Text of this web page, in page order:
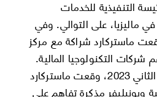
التنفيذية للخدمات
ماليزيا، على التوالي. وفي
نيسان 2023، وقعت ماستركارد شراكة مع مركز
شركات التكنولوجيا المالية.
ثم في نوفمبر/ تشرين الثاني 2023، وقعت ماستركارد
ويونيليفر مذكرة تفاهم على